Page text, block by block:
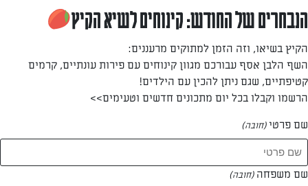
אסתי שולמן
—
המתכונים של
הנבחרים של החודש: קינוחים לשיא הקיץ
הקיץ בשיאו, וזה הזמן למתוקים מרעננים:
השף הלבן אסף עבורכם מגוון קינוחים עם פירות עונתיים, קרמים
קטיפתיים, שגם ניתן להכין עם הילדים!
הרשמו וקבלו בכל יום מתכונים חדשים וטעימים>>
שם פרטי(חובה)
שם משפחה (חובה)